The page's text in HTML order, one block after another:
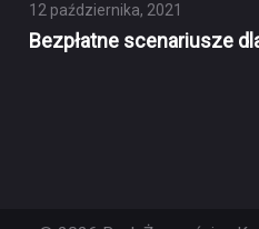
12 października, 2021
Bezpłatne scenariusze